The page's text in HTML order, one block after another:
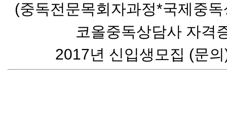
(중독전문목회자과정*국제중
코올중독상담사 자격
2017년 신입생모집 (문